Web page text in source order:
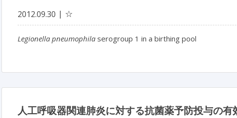
2012.09.30 ☆
Legionella pneumophila serogroup 1 in a birthing pool
人工呼吸器関連肺炎に対する抗菌薬予防投与の有